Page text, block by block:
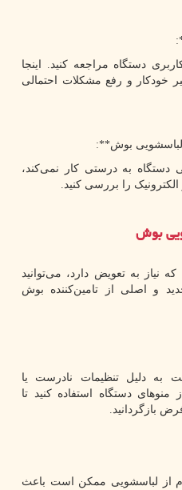
دستگاه مراجعه کنید. اینجا
خودکار و رفع مشکلات احتمالی
بوش:**
به درستی کار نمی‌کند،
را بررسی کنید.
بوش
به تعویض دارد، می‌توانید
و اصلی از تامین‌کننده بوش
دلیل تنظیمات نادرست یا
منوهای دستگاه استفاده کنید تا
بازگردانید.
از لباسشویی ممکن است باعث